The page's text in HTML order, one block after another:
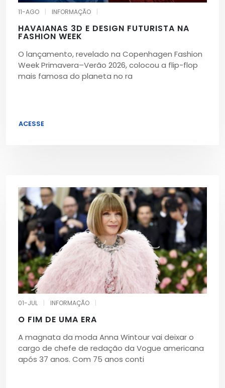
11-AGO INFORMAÇÃO
HAVAIANAS 3D E DESIGN FUTURISTA NA
FASHION WEEK
O lançamento, revelado na Copenhagen Fashion
Week Primavera–Verão 2026, colocou a flip-flop
mais famosa do planeta no ra
ACESSE
01-JUL INFORMAÇÃO
O FIM DE UMA ERA
A magnata da moda Anna Wintour vai deixar o
cargo de chefe de redação da Vogue americana
após 37 anos. Com 75 anos conti